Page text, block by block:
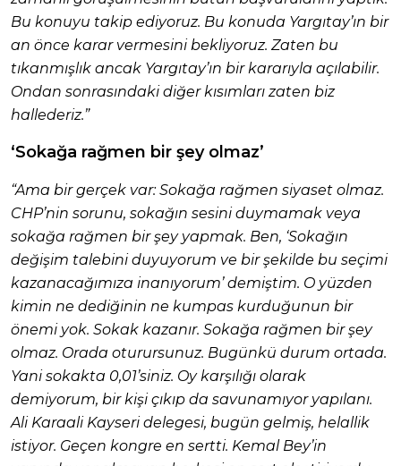
Bu konuyu takip ediyoruz. Bu konuda Yargıtay’ın bir
an önce karar vermesini bekliyoruz. Zaten bu
tıkanmışlık ancak Yargıtay’ın bir kararıyla açılabilir.
Ondan sonrasındaki diğer kısımları zaten biz
hallederiz.”
‘Sokağa rağmen bir şey olmaz’
“Ama bir gerçek var: Sokağa rağmen siyaset olmaz.
CHP’nin sorunu, sokağın sesini duymamak veya
sokağa rağmen bir şey yapmak. Ben, ‘Sokağın
değişim talebini duyuyorum ve bir şekilde bu seçimi
kazanacağımıza inanıyorum’ demiştim. O yüzden
kimin ne dediğinin ne kumpas kurduğunun bir
önemi yok. Sokak kazanır. Sokağa rağmen bir şey
olmaz. Orada oturursunuz. Bugünkü durum ortada.
Yani sokakta 0,01’siniz. Oy karşılığı olarak
demiyorum, bir kişi çıkıp da savunamıyor yapılanı.
Ali Karaali Kayseri delegesi, bugün gelmiş, helallik
istiyor. Geçen kongre en sertti. Kemal Bey’in